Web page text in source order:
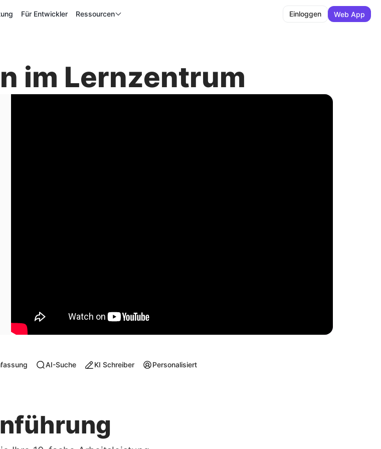
Für Entwickler Ressourcen Einloggen Web App
im Lernzentrum
AI-Suche KI Schreiber Personalisiert